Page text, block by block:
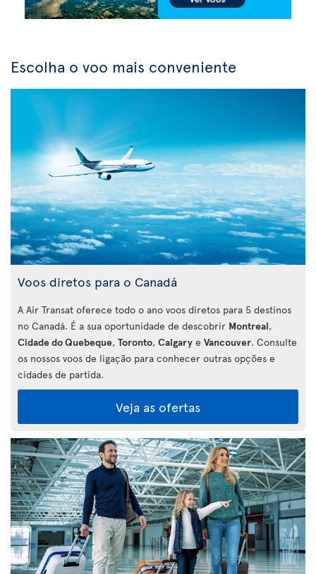
Escolha o voo mais conveniente
Voos diretos para o Canadá
A Air Transat oferece todo o ano voos diretos para 5 destinos
no Canadá. É a sua oportunidade de descobrir Montreal,
Cidade do Quebeque, Toronto, Calgary e Vancouver. Consulte
os nossos voos de ligação para conhecer outras opções e
cidades de partida.
Veja as ofertas